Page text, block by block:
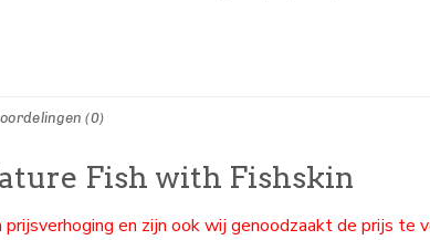
(0)
Fish with Fishskin
en zijn ook wij genoodzaakt de prijs te